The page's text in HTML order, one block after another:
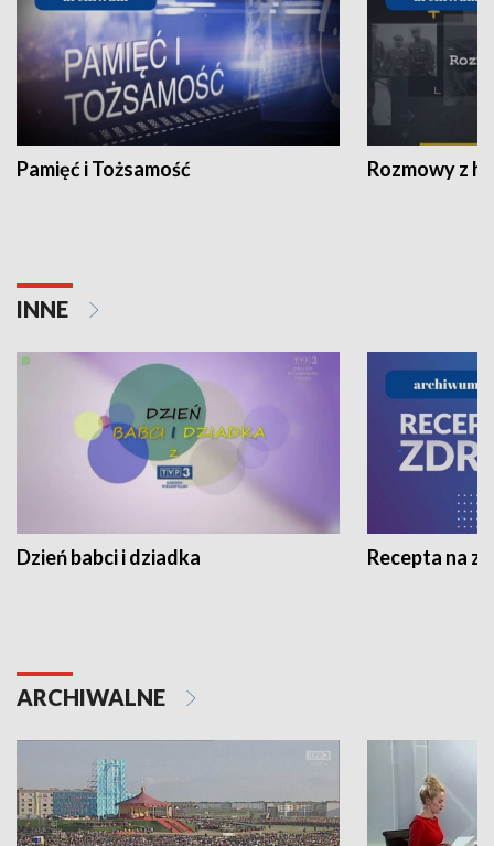
Pamięć i Tożsamość Rozmowy z
INNE
Dzień babci i dziadka Recepta na
ARCHIWALNE